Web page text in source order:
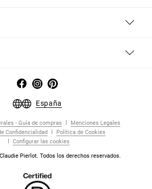
España
- Guía de compras
Menciones Legales
Confidencialidad
Política de Cookies
Configurar las cookies
Pierlot. Todos los derechos reservados.